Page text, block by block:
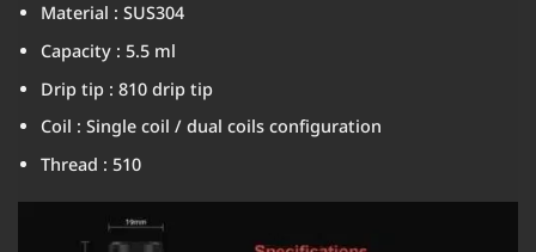
Material : SUS304
Capacity : 5.5 ml
Drip tip : 810 drip tip
Coil : Single coil / dual coils configuration
Thread : 510